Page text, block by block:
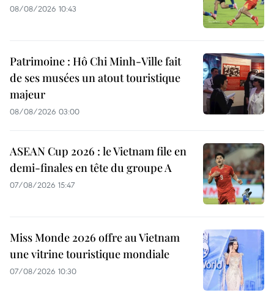
08/08/2026 10:43
Patrimoine : Hô Chi Minh-Ville fait
de ses musées un atout touristique
majeur
08/08/2026 03:00
ASEAN Cup 2026 : le Vietnam file en
demi-finales en tête du groupe A
07/08/2026 15:47
Miss Monde 2026 offre au Vietnam
une vitrine touristique mondiale
07/08/2026 10:30